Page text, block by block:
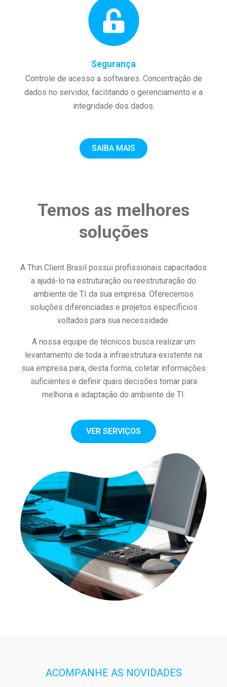
Segurança
Controle de acesso a softwares. Concentração de
dados no servidor, facilitando o gerenciamento e a
integridade dos dados.
SAIBA MAIS
Temos as melhores
soluções
A Thin Client Brasil possui profissionais capacitados
a ajudá-lo na estruturação ou reestruturação do
ambiente de TI da sua empresa. Oferecemos
soluções diferenciadas e projetos específicios
voltados para sua necessidade.
A nossa equipe de técnicos busca realizar um
levantamento de toda a infraestrutura existente na
sua empresa para, desta forma, coletar informações
suficientes e definir quais decisões tomar para
melhoria e adaptação do ambiente de TI.
VER SERVIÇOS
ACOMPANHE AS NOVIDADES